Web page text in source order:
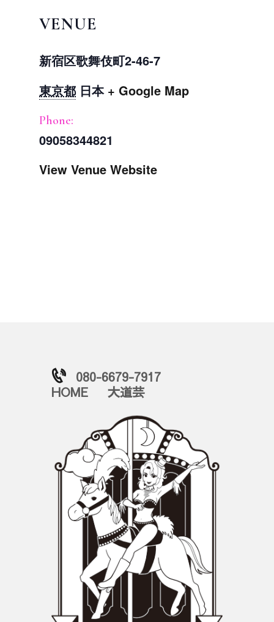
VENUE
新宿区歌舞伎町2-46-7
東京都 日本 + Google Map
Phone:
09058344821
View Venue Website
080-6679-7917
HOME
大道芸